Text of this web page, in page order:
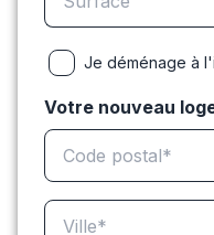
Je déménage à
Votre nouveau